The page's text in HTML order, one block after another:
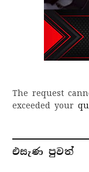
The request
exceeded your
එසැණ පුව​ත්